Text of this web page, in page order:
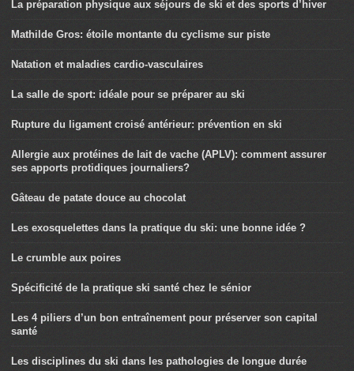
La préparation physique aux séjours de ski et des sports d’hiver
Mathilde Gros: étoile montante du cyclisme sur piste
Natation et maladies cardio-vasculaires
La salle de sport: idéale pour se préparer au ski
Rupture du ligament croisé antérieur: prévention en ski
Allergie aux protéines de lait de vache (APLV): comment assurer
ses apports protidiques journaliers?
Gâteau de patate douce au chocolat
Les exosquelettes dans la pratique du ski: une bonne idée ?
Le crumble aux poires
Spécificité de la pratique ski santé chez le sénior
Les 4 piliers d’un bon entraînement pour préserver son capital
santé
Les disciplines du ski dans les pathologies de longue durée